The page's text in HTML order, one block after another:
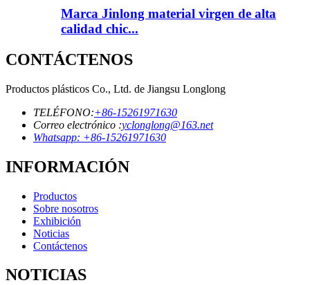
Marca Jinlong material virgen de alta
calidad chic...
CONTÁCTENOS
Productos plásticos Co., Ltd. de Jiangsu Longlong
TELÉFONO:+86-15261971630
Correo electrónico :yclonglong@163.net
Whatsapp: +86-15261971630
INFORMACIÓN
Productos
Sobre nosotros
Exhibición
Noticias
Contáctenos
NOTICIAS